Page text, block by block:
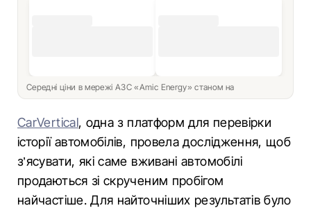
Середні ціни в мережі АЗС «Amic Energy» станом на
СarVertical, одна з платформ для перевірки
історії автомобілів, провела дослідження, щоб
з’ясувати, які саме вживані автомобілі
продаються зі скрученим пробігом
найчастіше. Для найточніших результатів було